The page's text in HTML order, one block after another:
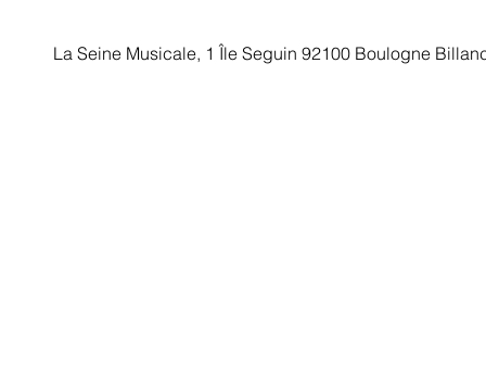
La Seine Musicale, 1 Île Seguin 92100 Boulogne